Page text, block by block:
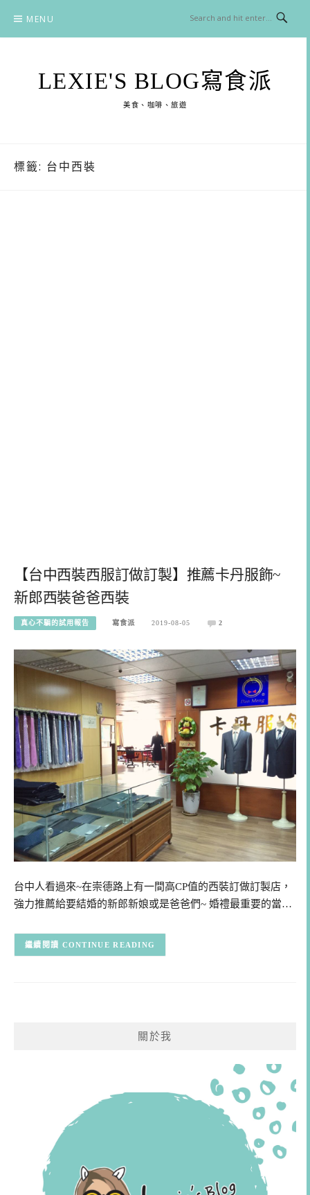
content
MENU
LEXIE'S BLOG寫食派
美食、咖啡、旅遊
標籤: 台中西裝
【台中西裝西服訂做訂製】推薦卡丹服飾~
新郎西裝爸爸西裝
真心不騙的試用報告 寫食派 2019-08-05 2
台中人看過來~在崇德路上有一間高CP值的西裝訂做訂製店，
強力推薦給要結婚的新郎新娘或是爸爸們~ 婚禮最重要的當…
CONTINUE READING
關於我